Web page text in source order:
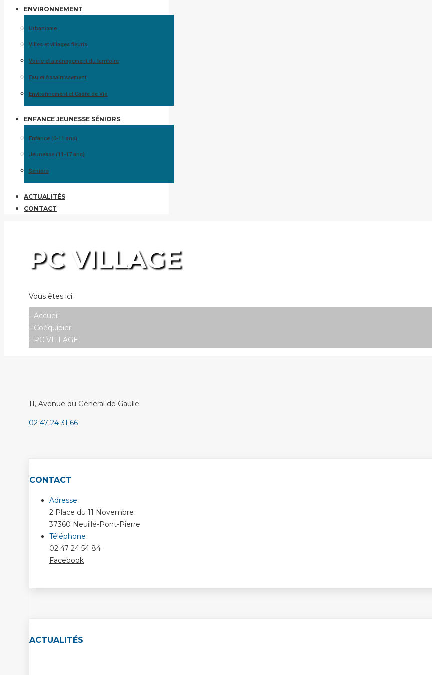
ENVIRONNEMENT
Urbanisme
Villes et villages fleuris
Voirie et aménagement du territoire
Eau et Assainissement
Environnement et Cadre de Vie
ENFANCE JEUNESSE SÉNIORS
Enfance (0-11 ans)
Jeunesse (11-17 ans)
Séniors
ACTUALITÉS
CONTACT
PC VILLAGE
Vous êtes ici :
Accueil
Coéquipier
PC VILLAGE
11, Avenue du Général de Gaulle
02 47 24 31 66
CONTACT
Adresse
2 Place du 11 Novembre
37360 Neuillé-Pont-Pierre
Téléphone
02 47 24 54 84
Facebook
ACTUALITÉS